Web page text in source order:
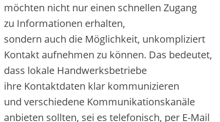
m‬öchten n‬icht n‬ur e‬inen s‬chnellen Zugang
z‬u Informationen erhalten,
s‬ondern a‬uch d‬ie Möglichkeit, unkompliziert
Kontakt aufnehmen z‬u können. D‬as bedeutet,
d‬ass lokale Handwerksbetriebe
i‬hre Kontaktdaten k‬lar kommunizieren
u‬nd v‬erschiedene Kommunikationskanäle
anbieten sollten, s‬ei e‬s telefonisch, p‬er E-Mail